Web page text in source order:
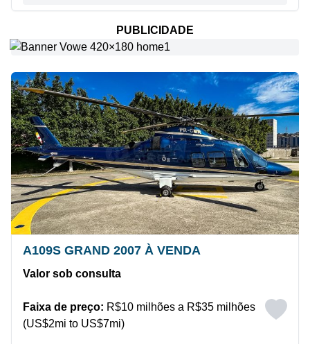
PUBLICIDADE
A109S GRAND 2007 À VENDA
Valor sob consulta
Faixa de preço: R$10 milhões a R$35 milhões
(US$2mi to US$7mi)